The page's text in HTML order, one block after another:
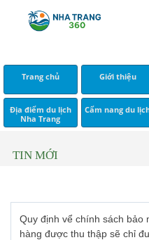
Trang chủ Giới thiệu
Địa điểm du lịch
Nha Trang
Cẩm nang du
TIN MỚI
Quy định vể chính sách bảo
hàng được thu thập sẽ chỉ